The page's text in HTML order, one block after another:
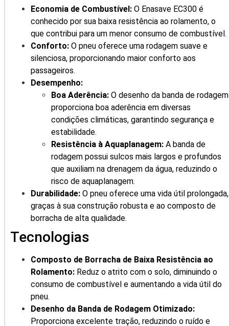
Economia de Combustível: O Enasave EC300 é
conhecido por sua baixa resistência ao rolamento, o
que contribui para um menor consumo de combustível.
Conforto: O pneu oferece uma rodagem suave e
silenciosa, proporcionando maior conforto aos
passageiros.
Desempenho:
Boa Aderência: O desenho da banda de rodagem
proporciona boa aderência em diversas
condições climáticas, garantindo segurança e
estabilidade.
Resistência à Aquaplanagem: A banda de
rodagem possui sulcos mais largos e profundos
que auxiliam na drenagem da água, reduzindo o
risco de aquaplanagem.
Durabilidade: O pneu oferece uma vida útil prolongada,
graças à sua construção robusta e ao composto de
borracha de alta qualidade.
Tecnologias
Composto de Borracha de Baixa Resistência ao
Rolamento: Reduz o atrito com o solo, diminuindo o
consumo de combustível e aumentando a vida útil do
pneu.
Desenho da Banda de Rodagem Otimizado:
Proporciona excelente tração, reduzindo o ruído e